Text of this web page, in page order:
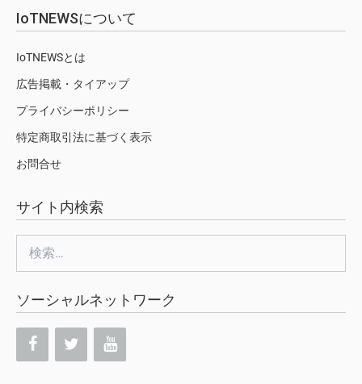
IoTNEWSについて
IoTNEWSとは
広告掲載・タイアップ
プライバシーポリシー
特定商取引法に基づく表示
お問合せ
サイト内検索
索:
ソーシャルネットワーク